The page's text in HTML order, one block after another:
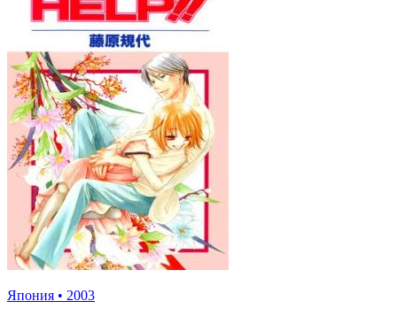
Япония • 2003